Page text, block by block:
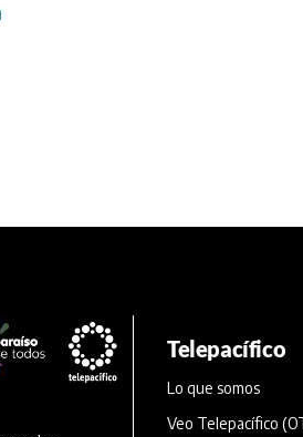
Telepacífico
Lo que somos
Veo Telepacífico